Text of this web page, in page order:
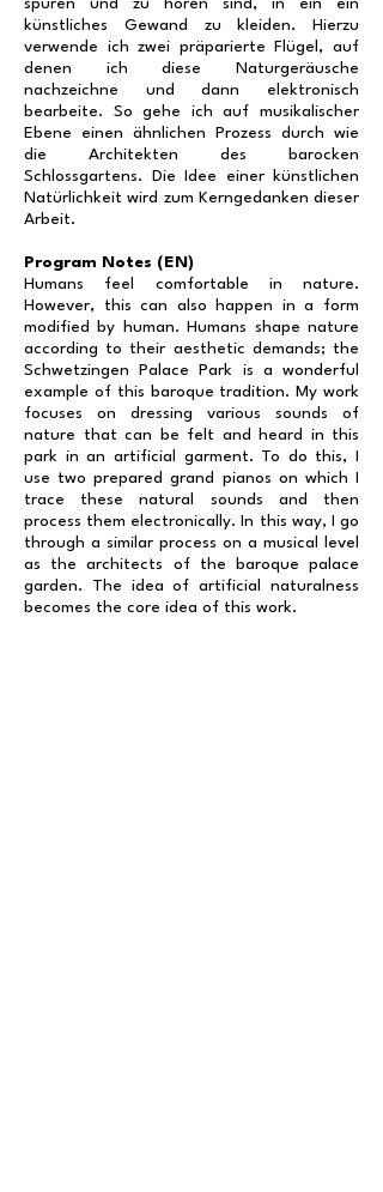
spüren und zu hören sind, in ein ein
künstliches Gewand zu kleiden. Hierzu
verwende ich zwei präparierte Flügel, auf
denen ich diese Naturgeräusche
nachzeichne und dann elektronisch
bearbeite. So gehe ich auf musikalischer
Ebene einen ähnlichen Prozess durch wie
die Architekten des barocken
Schlossgartens. Die Idee einer künstlichen
Natürlichkeit wird zum Kerngedanken dieser
Arbeit.
Program Notes (EN)
Humans feel comfortable in nature.
However, this can also happen in a form
modified by human. Humans shape nature
according to their aesthetic demands; the
Schwetzingen Palace Park is a wonderful
example of this baroque tradition. My work
focuses on dressing various sounds of
nature that can be felt and heard in this
park in an artificial garment. To do this, I
use two prepared grand pianos on which I
trace these natural sounds and then
process them electronically. In this way, I go
through a similar process on a musical level
as the architects of the baroque palace
garden. The idea of artificial naturalness
becomes the core idea of this work.